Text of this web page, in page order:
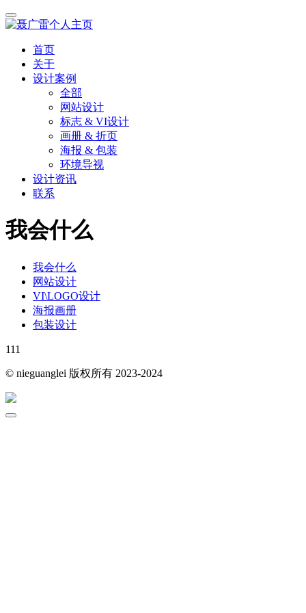
首页
关于
设计案例
全部
网站设计
标志 & VI设计
画册 & 折页
海报 & 包装
环境导视
设计资讯
联系
我会什么
我会什么
网站设计
VI\LOGO设计
海报画册
包装设计
111
© nieguanglei 版权所有 2023-2024